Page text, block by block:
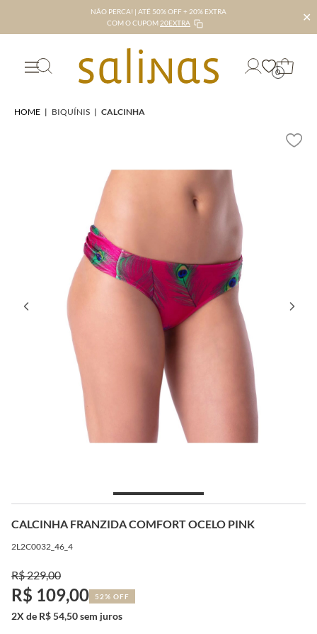
NÃO PERCA! | ATÉ 50% OFF + 20% EXTRA
COM O CUPOM 20EXTRA ✕
0
HOME | BIQUÍNIS | CALCINHA
CALCINHA FRANZIDA COMFORT OCELO PINK
2L2C0032_46_4
R$ 229,00
R$ 109,00 52% OFF
2X de R$ 54,50 sem juros